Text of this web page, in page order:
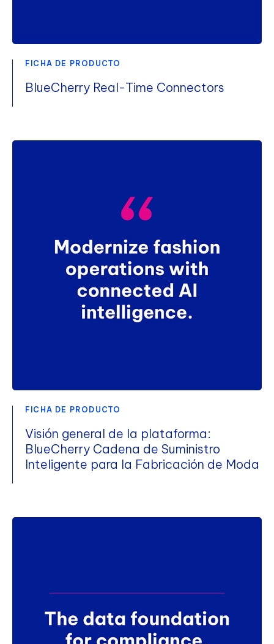
FICHA DE PRODUCTO
BlueCherry Real-Time Connectors
FICHA DE PRODUCTO
Visión general de la plataforma:
BlueCherry Cadena de Suministro
Inteligente para la Fabricación de Moda